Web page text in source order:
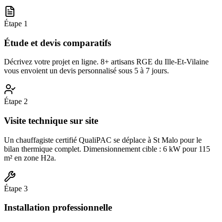
Étape 1
Étude et devis comparatifs
Décrivez votre projet en ligne. 8+ artisans RGE du Ille-Et-Vilaine
vous envoient un devis personnalisé sous 5 à 7 jours.
Étape 2
Visite technique sur site
Un chauffagiste certifié QualiPAC se déplace à St Malo pour le
bilan thermique complet. Dimensionnement cible : 6 kW pour 115
m² en zone H2a.
Étape 3
Installation professionnelle